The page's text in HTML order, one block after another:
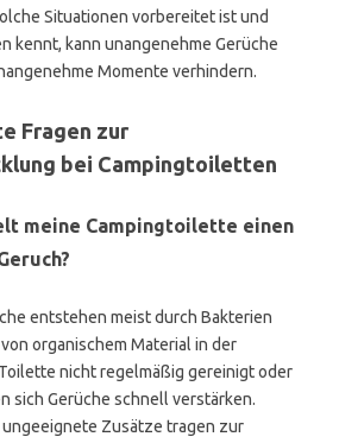
Situationen vorbereitet ist und
kennt, kann unangenehme Gerüche
Momente verhindern.
Fragen zur
bei Campingtoiletten
meine Campingtoilette einen
entstehen meist durch Bakterien
organischem Material in der
nicht regelmäßig gereinigt oder
sich Gerüche schnell verstärken.
Zusätze tragen zur